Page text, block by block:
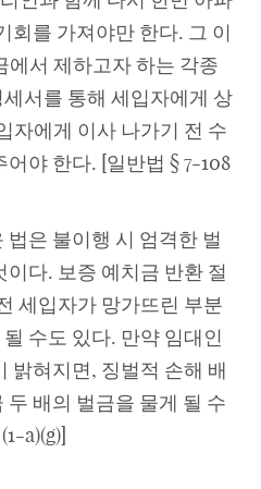
회를 가져야만 한다. 그 이
에서 제하고자 하는 각종
서를 통해 세입자에게 상
자에게 이사 나가기 전 수
야 한다. [일반법 § 7-108
은 불이행 시 엄격한 벌
다. 보증 예치금 반환 절
세입자가 망가뜨린 부분
수도 있다. 만약 임대인
밝혀지면, 징벌적 손해 배
배의 벌금을 물게 될 수
a)(g)]